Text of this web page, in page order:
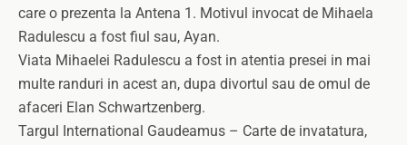
care o prezenta la Antena 1. Motivul invocat de Mihaela
Radulescu a fost fiul sau, Ayan.
Viata Mihaelei Radulescu a fost in atentia presei in mai
multe randuri in acest an, dupa divortul sau de omul de
afaceri Elan Schwartzenberg.
Targul International Gaudeamus – Carte de invatatura,